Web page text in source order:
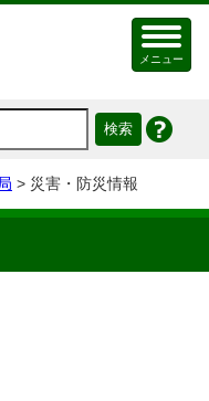
メニュー
> 災害・防災情報